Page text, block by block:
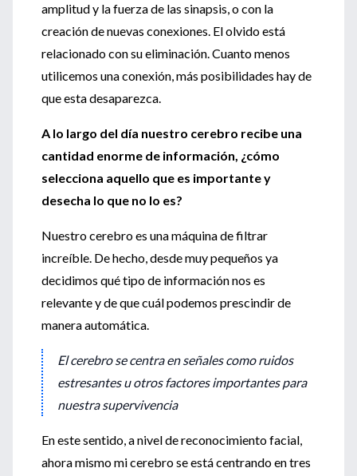
amplitud y la fuerza de las sinapsis, o con la
creación de nuevas conexiones. El olvido está
relacionado con su eliminación. Cuanto menos
utilicemos una conexión, más posibilidades hay de
que esta desaparezca.
A lo largo del día nuestro cerebro recibe una
cantidad enorme de información, ¿cómo
selecciona aquello que es importante y
desecha lo que no lo es?
Nuestro cerebro es una máquina de filtrar
increíble. De hecho, desde muy pequeños ya
decidimos qué tipo de información nos es
relevante y de que cuál podemos prescindir de
manera automática.
El cerebro se centra en señales como ruidos
estresantes u otros factores importantes para
nuestra supervivencia
En este sentido, a nivel de reconocimiento facial,
ahora mismo mi cerebro se está centrando en tres